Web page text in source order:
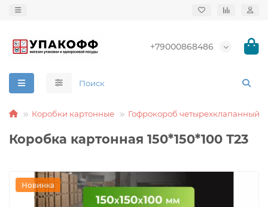
+79000868486
Коробки картонные Гофрокороб четырехклапанный
Коробка картонная 150*150*100 Т23
Новинка